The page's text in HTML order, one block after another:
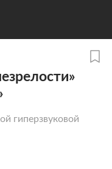
гиперзвуковой